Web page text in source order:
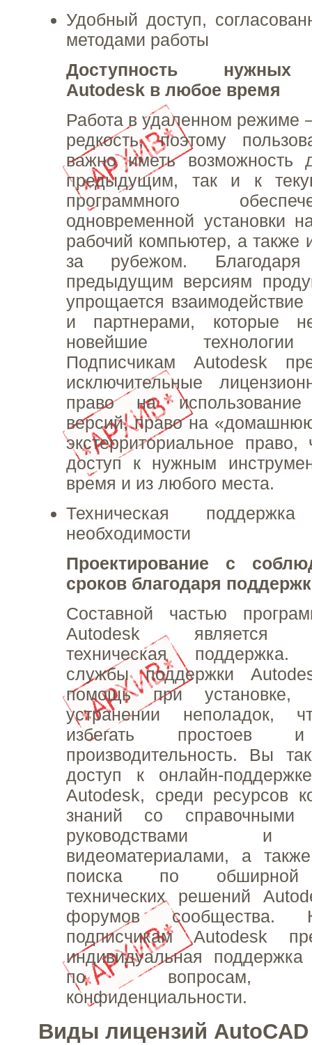
Удобный доступ,
методами работы
Доступность нужных
Autodesk в любое время
Работа в удаленном режиме
редкость, поэтому
важно иметь возможность
предыдущим, так и к
программного
одновременной установки
рабочий компьютер, а также
за рубежом.
предыдущим версиям
упрощается взаимодействие
и партнерами, которые
новейшие
Подписчикам Autodesk
исключительные
право на
версий, право на
экстерриториальное право,
доступ к нужным
время и из любого места.
Техническая
необходимости
Проектирование с
сроков благодаря
Составной частью
Autodesk является
техническая поддержка.
службы поддержки
помощь при установке,
устранении неполадок,
избегать простоев
производительность. Вы
доступ к онлайн-
Autodesk, среди ресурсов
знаний со справочными
руководствами и
видеоматериалами, а
поиска по обширной
технических решений
форумов сообщества.
подписчикам Autodesk
индивидуальная поддержка
по вопросам,
конфиденциальности.
Виды лицензий AutoCAD